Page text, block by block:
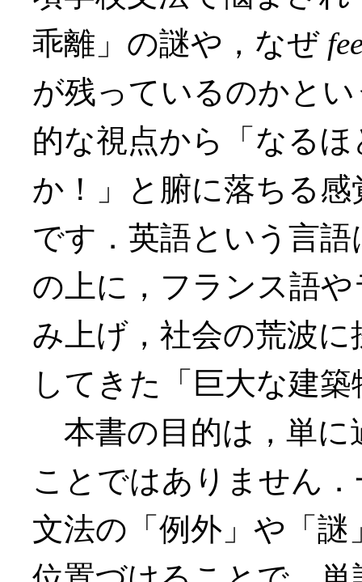
乖離」の謎や，なぜ
が残っているのかと
的な視点から「なる
か！」と腑に落ちる
です．英語という言
の上に，フランス語
み上げ，社会の荒波
してきた「巨大な建
本書の目的は，単に
ことではありません
文法の「例外」や「